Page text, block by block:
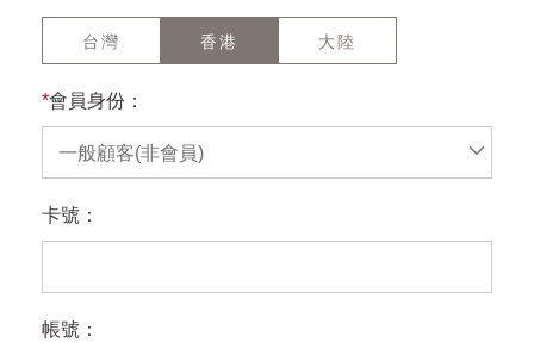
台灣 香港 大陸
*會員身份：
一般顧客(非會員)
卡號：
帳號：